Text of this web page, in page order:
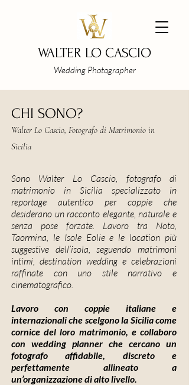
WALTER LO CASCIO
Wedding Photographer
CHI SONO?
Walter Lo Cascio, Fotografo di Matrimonio in
Sicilia
Sono Walter Lo Cascio, fotografo di
matrimonio in Sicilia specializzato in
reportage autentico per coppie che
desiderano un racconto elegante, naturale e
senza pose forzate. Lavoro tra Noto,
Taormina, le Isole Eolie e le location più
suggestive dell’isola, seguendo matrimoni
intimi, destination wedding e celebrazioni
raffinate con uno stile narrativo e
cinematografico.
Lavoro con coppie italiane e
internazionali che scelgono la Sicilia come
cornice del loro matrimonio, e collaboro
con wedding planner che cercano un
fotografo affidabile, discreto e
perfettamente allineato a
un’organizzazione di alto livello.